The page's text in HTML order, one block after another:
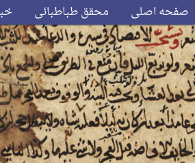
صفحه اصلی محقق طباطبائی